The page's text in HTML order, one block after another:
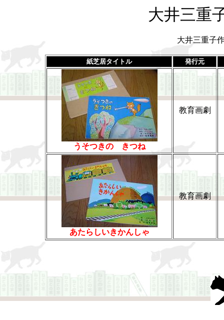
大井三重
大井三重子
紙芝居タイトル 発行元
うそつきの きつね
教育画劇
あたらしいきかんしゃ
教育画劇